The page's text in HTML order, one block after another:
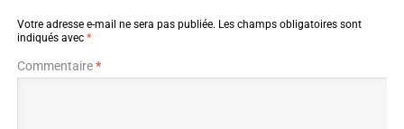
Votre adresse e-mail ne sera pas publiée. Les champs obligatoires sont
indiqués avec *
Commentaire*